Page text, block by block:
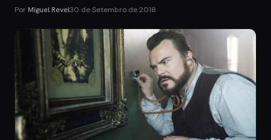
Por Miguel Revel30 de Setembro de 2018